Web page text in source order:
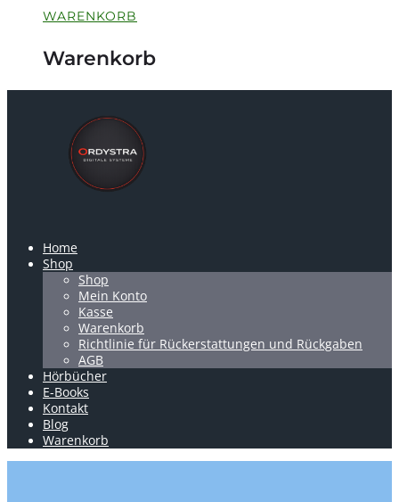
WARENKORB
Warenkorb
Home
Shop
Shop
Mein Konto
Kasse
Warenkorb
Richtlinie für Rückerstattungen und Rückgaben
AGB
Hörbücher
E-Books
Kontakt
Blog
Warenkorb